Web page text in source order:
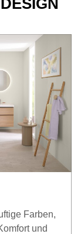
Farben,
und